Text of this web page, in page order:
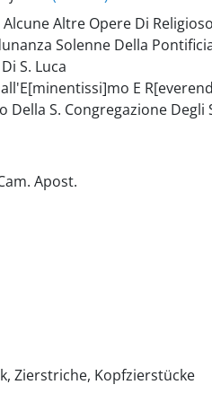
Altre Opere Di
Solenne Della
S. Luca
E
Della S. Congregazione
Apost.
Zierstriche, Kopfzierstücke